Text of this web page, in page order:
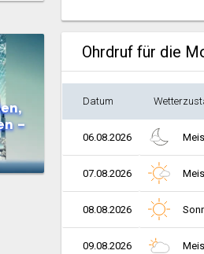
–
Ohrdruf für die
Datum
06.08.2026
07.08.2026
08.08.2026
09.08.2026